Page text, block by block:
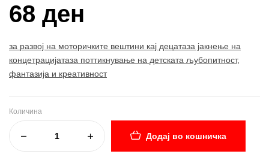
68 ден
за развој на моторичките вештини кај децатаза јакнење на
концетрацијатаза поттикнување на детската љубопитност,
фантазија и креативност
Количина
Додај во кошничка